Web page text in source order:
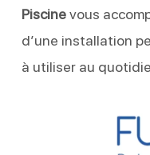
Piscinevous
d’une installation
à utiliser au